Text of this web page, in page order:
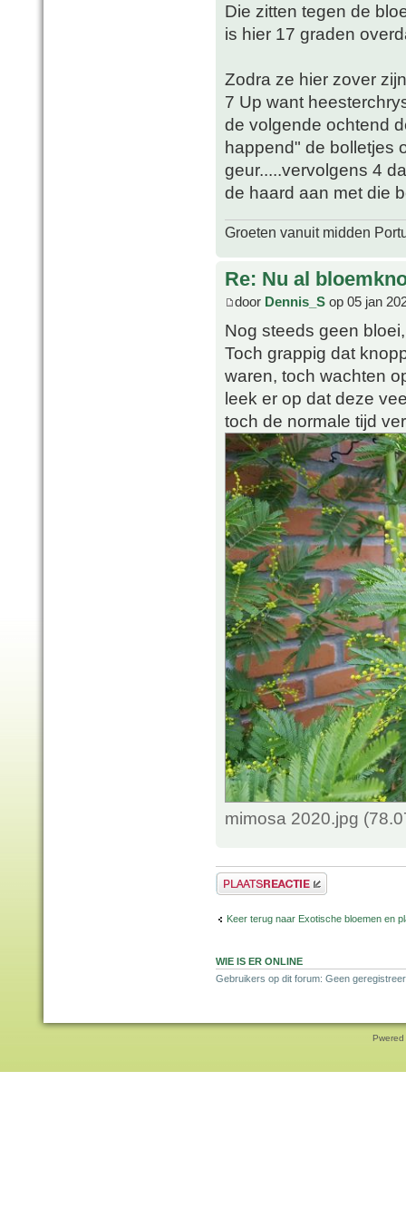
Die zitten tegen de
is hier 17 graden
Zodra ze hier zover
7 Up want
de volgende ochtend
happend" de bolletjes
geur.....vervolgens 4
de haard aan met die
Groeten vanuit midden
Re: Nu al
door Dennis_S op 05 jan
Nog steeds geen
Toch grappig dat
waren, toch wachten
leek er op dat deze
toch de normale tijd
mimosa 2020.jpg
Plaats een reactie
Keer terug naar Exotische bloemen en
WIE IS ER ONLINE
Gebruikers op dit forum: Geen